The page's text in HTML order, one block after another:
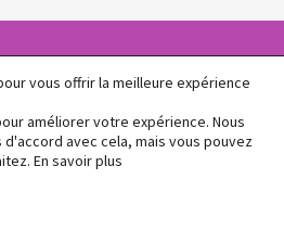
Built with WooCommerce.
vous offrir la meilleure expérience
améliorer votre expérience. Nous
avec cela, mais vous pouvez
En savoir plus